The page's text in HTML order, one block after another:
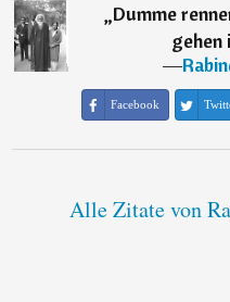
„Dumme
gehen
―
Facebook
Alle Zitate von